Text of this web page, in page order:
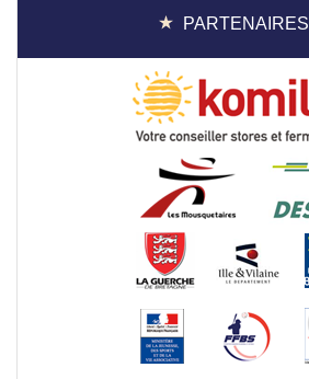
PARTENAIRES